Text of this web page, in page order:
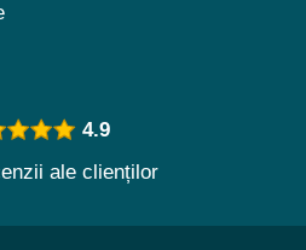
4.9
ale clienților